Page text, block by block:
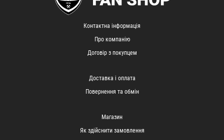
Контактна інформація
Про компанію
Договір з покупцем
Доставка і оплата
Повернення та обмін
Магазин
Як здійснити замовлення